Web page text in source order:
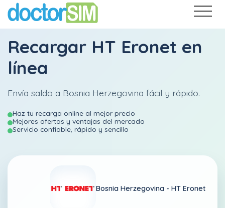
Recargar HT Eronet en
línea
Envía saldo a Bosnia Herzegovina fácil y rápido.
Haz tu recarga online al mejor precio
Mejores ofertas y ventajas del mercado
Servicio confiable, rápido y sencillo
Bosnia Herzegovina - HT Eronet